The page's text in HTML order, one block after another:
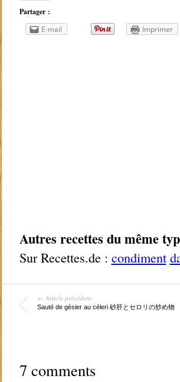
Partager :
E-mail
Imprimer
Autres recettes du même
Sur Recettes.de : condiment
← Article précédent
Sauté de gésier au céleri 砂肝とセロリの炒め物
7 comments